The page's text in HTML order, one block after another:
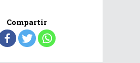
Compartir